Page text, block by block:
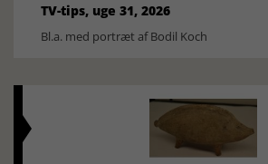
TV-tips, uge 31, 2026
Bl.a. med portræt af Bodil Koch